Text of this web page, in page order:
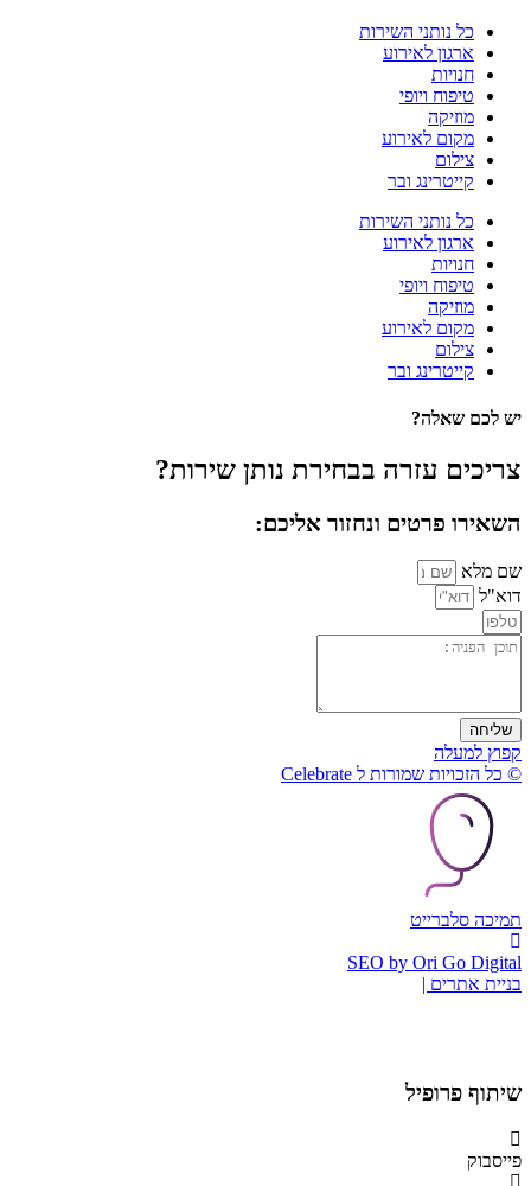
כל נותני השירות
ארגון לאירוע
חנויות
טיפוח ויופי
מוזיקה
מקום לאירוע
צילום
קייטרינג ובר
כל נותני השירות
ארגון לאירוע
חנויות
טיפוח ויופי
מוזיקה
מקום לאירוע
צילום
קייטרינג ובר
יש לכם שאלה?
צריכים עזרה בבחירת נותן שירות?
השאירו פרטים ונחזור אליכם:
שם מלא
דוא"ל
שליחה
קפוץ למעלה
© כל הזכויות שמורות ל Celebrate
תמיכה סלברייט
SEO by Ori Go Digital
בניית אתרים |
שיתוף פרופיל
פייסבוק